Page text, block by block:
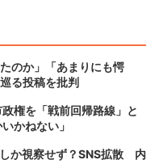
のか」「あまりにも愕
る投稿を批判
権を「戦前回帰路線」と
かねない」
か視察せず？SNS拡散 内